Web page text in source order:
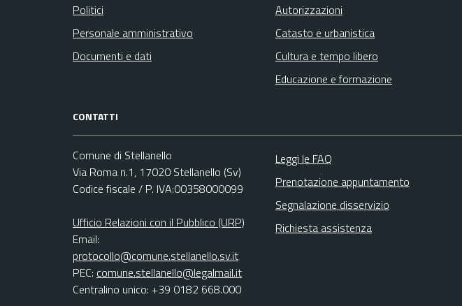
Politici
Personale amministrativo
Documenti e dati
Autorizzazioni
Catasto e urbanistica
Cultura e tempo libero
Educazione e formazione
CONTATTI
Comune di Stellanello
Via Roma n.1, 17020 Stellanello (Sv)
Codice fiscale / P. IVA:00358000099
Ufficio Relazioni con il Pubblico (URP)
Email:
protocollo@comune.stellanello.sv.it
PEC: comune.stellanello@legalmail.it
Centralino unico: +39 0182 668.000
Leggi le FAQ
Prenotazione appuntamento
Segnalazione disservizio
Richiesta assistenza